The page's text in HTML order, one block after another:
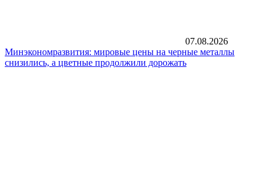
07.08.2026
Минэкономразвития: мировые цены на черные металлы
снизились, а цветные продолжили дорожать